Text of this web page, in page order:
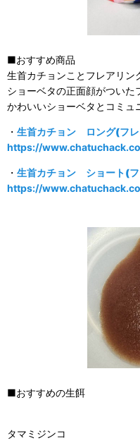
■おすすめ商品
生首カチョンことフレアリ
ショーベタの正面顔がついた
かわいいショーベタとコミュ
・ 生首カチョン ロング(フレ
https://
・ 生首カチョン ショート(フ
https://
■おすすめの生餌
タマミジンコ